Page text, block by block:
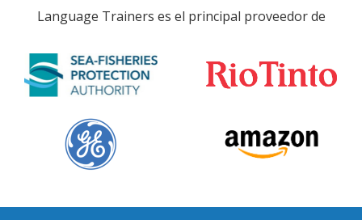
Language Trainers es el principal proveedor de